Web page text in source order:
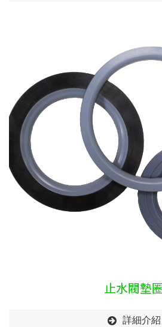
止水閥墊圈
詳細介紹